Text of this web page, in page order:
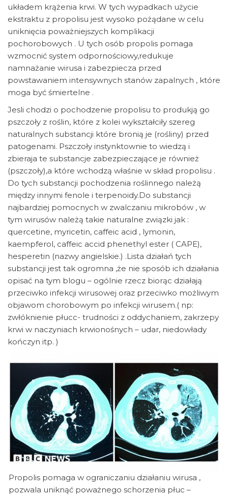
układem krążenia krwi. W tych wypadkach użycie
ekstraktu z propolisu jest wysoko pożądane w celu
uniknięcia poważniejszych komplikacji
pochorobowych . U tych osób propolis pomaga
wzmocnić system odpornościowy,redukuje
namnażanie wirusa i zabezpiecza przed
powstawaniem intensywnych stanów zapalnych , które
moga być śmiertelne .
Jesli chodzi o pochodzenie propolisu to produkją go
pszczoły z roślin, które z kolei wykształciły szereg
naturalnych substancji które bronią je (rośliny) przed
patogenami. Pszczoły instynktownie to wiedzą i
zbieraja te substancje zabezpieczające je również
(pszczoły),a które wchodzą właśnie w skład propolisu .
Do tych substancji pochodzenia roślinnego należą
między innymi fenole i terpenoidy.Do substancji
najbardziej pomocnych w zwalczaniu mikrobów , w
tym wirusów należą takie naturalne związki jak :
quercetine, myricetin, caffeic acid , lymonin,
kaempferol, caffeic accid phenethyl ester ( CAPE),
hesperetin (nazwy angielskie.) .Lista działań tych
substancji jest tak ogromna ,że nie sposób ich działania
opisać na tym blogu – ogólnie rzecz biorąc działają
przeciwko infekcji wirusowej oraz przeciwko możliwym
objawom chorobowym po infekcji wirusem.( np:
zwłóknienie płucc- trudności z oddychaniem, zakrzepy
krwi w naczyniach krwionośnych – udar, niedowłady
kończyn itp. )
Propolis pomaga w ograniczaniu działaniu wirusa ,
pozwala uniknąć poważnego schorzenia płuc –